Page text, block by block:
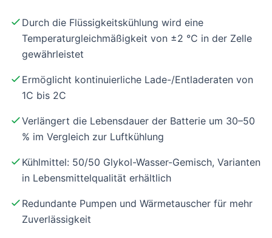
Durch die Flüssigkeitskühlung wird eine
Temperaturgleichmäßigkeit von ±2 °C in der Zelle
gewährleistet
Ermöglicht kontinuierliche Lade-/Entladeraten von
1C bis 2C
Verlängert die Lebensdauer der Batterie um 30–50
% im Vergleich zur Luftkühlung
Kühlmittel: 50/50 Glykol-Wasser-Gemisch, Varianten
in Lebensmittelqualität erhältlich
Redundante Pumpen und Wärmetauscher für mehr
Zuverlässigkeit